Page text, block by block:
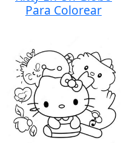
Para Colorear